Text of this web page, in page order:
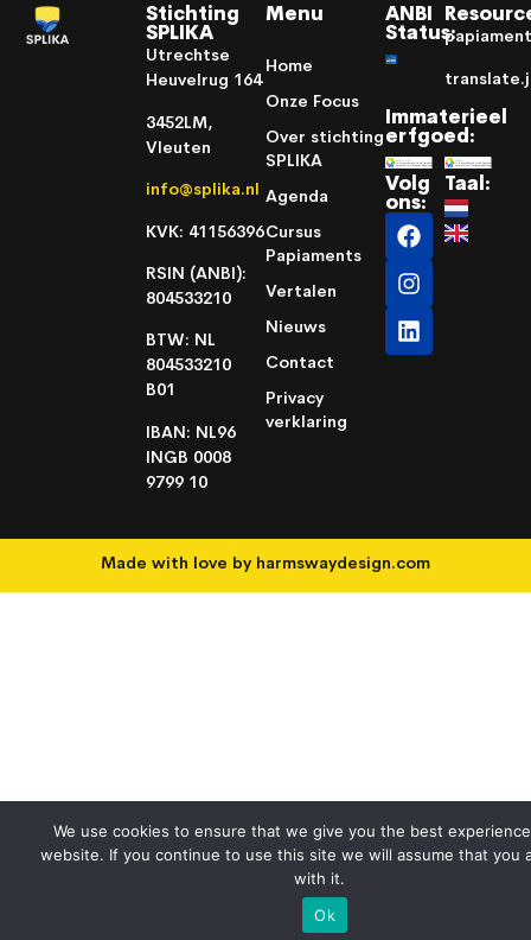
Stichting
SPLIKA
Utrechtse
Heuvelrug 164
3452LM,
Vleuten
info@splika.nl
KVK: 41156396
RSIN (ANBI):
804533210
BTW: NL
804533210
B01
IBAN: NL96
INGB 0008
9799 10
Menu
Home
Onze Focus
Over stichting
SPLIKA
Agenda
Cursus
Papiaments
Vertalen
Nieuws
Contact
Privacy
verklaring
ANBI
Status:
Immaterieel
erfgoed:
Volg
ons:
Taal:
Made with love by harmswaydesign.com
We use cookies to ensure that we give you the best
website. If you continue to use this site we will assume that you
with it.
Ok